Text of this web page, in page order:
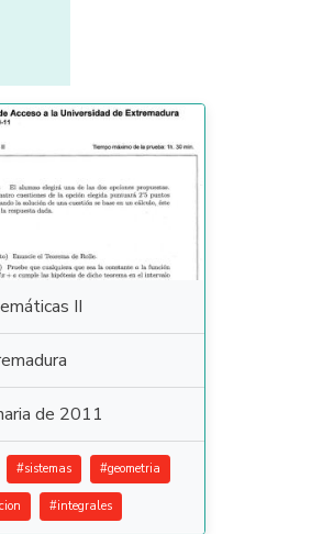
II
de 2011
#sistemas #geometria
#integrales